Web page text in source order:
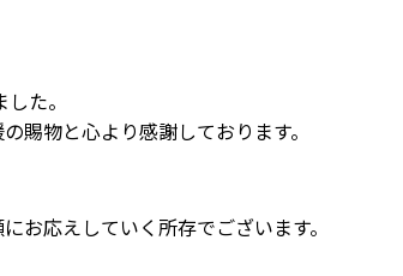
た。
賜物と心より感謝しております。
お応えしていく所存でございます。